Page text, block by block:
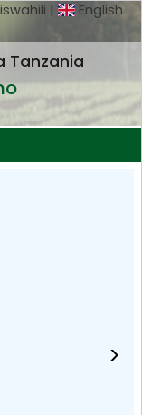
| English
Tanzania
>